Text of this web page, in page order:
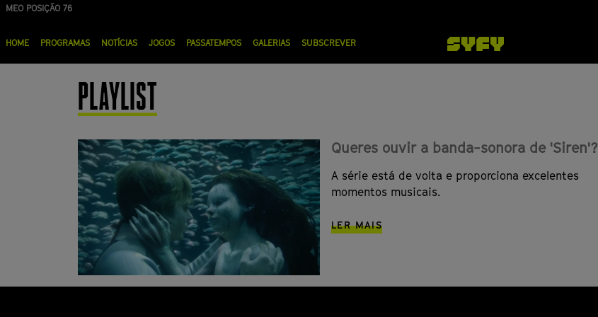
Passar
MEO POSIÇÃO 76
principal
HOME PROGRAMAS NOTÍCIAS JOGOS PASSATEMPOS GALERIAS SUBSCREVER
PLAYLIST
Queres ouvir a banda-sonora de 'Siren'?
A série está de volta e proporciona excelentes
momentos musicais.
LER MAIS